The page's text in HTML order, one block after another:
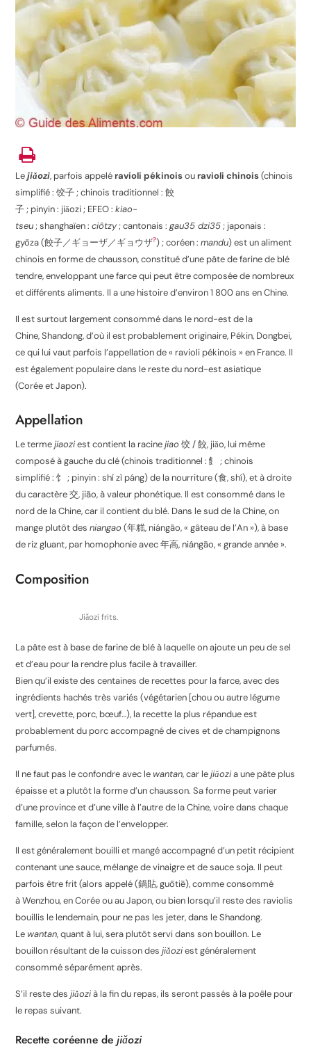
Lejiǎozi, parfois appeléravioli pékinoisouravioli chinois(chinois
simplifié :饺子; chinois traditionnel :餃
子; pinyin : jiǎozi; EFEO :kiao-
tseu; shanghaïen :ciôtzy; cantonais :gau35 dzi35; japonais :
gyōza (餃子／ギョーザ／ギョウザ?) ; coréen :mandu) est un aliment
chinois en forme de chausson, constitué d’une pâte de farine de blé
tendre, enveloppant une farce qui peut être composée de nombreux
et différents aliments. Il a une histoire d’environ 1 800 ans en Chine.
Il est surtout largement consommé dans le nord-est de la
Chine, Shandong, d’où il est probablement originaire, Pékin, Dongbei,
ce qui lui vaut parfois l’appellation de « ravioli pékinois » en France. Il
est également populaire dans le reste du nord-est asiatique
(Corée et Japon).
Appellation
Le termejiaoziest contient la racinejiao 饺/餃, jiǎo, lui même
composé à gauche du clé (chinois traditionnel :飠
; chinois
simplifié :饣 ; pinyin :shí zì páng) de la nourriture (食,shí), et à droite
du caractère交, jiāo, à valeur phonétique. Il est consommé dans le
nord de la Chine, car il contient du blé. Dans le sud de la Chine, on
mange plutôt desniangao (年糕, niángāo, « gâteau de l’An »), à base
de riz gluant, par homophonie avec年高, niángāo, « grande année ».
Composition
Jiǎozi frits.
La pâte est à base de farine de blé à laquelle on ajoute un peu de sel
et d’eau pour la rendre plus facile à travailler.
Bien qu’il existe des centaines de recettes pour la farce, avec des
ingrédients hachés très variés (végétarien [chou ou autre légume
vert], crevette, porc, bœuf…), la recette la plus répandue est
probablement du porc accompagné de cives et de champignons
parfumés.
Il ne faut pas le confondre avec le wantan, car lejiǎozia une pâte plus
épaisse et a plutôt la forme d’un chausson. Sa forme peut varier
d’une province et d’une ville à l’autre de la Chine, voire dans chaque
famille, selon la façon de l’envelopper.
Il est généralement bouilli et mangé accompagné d’un petit récipient
contenant une sauce, mélange de vinaigre et de sauce soja. Il peut
parfois être frit (alors appelé (鍋貼,guōtiē), comme consommé
à Wenzhou, en Corée ou au Japon, ou bien lorsqu’il reste des raviolis
bouillis le lendemain, pour ne pas les jeter, dans le Shandong.
Le wantan, quant à lui, sera plutôt servi dans son bouillon. Le
bouillon résultant de la cuisson desjiǎoziest généralement
consommé séparément après.
S’il reste desjiǎozià la fin du repas, ils seront passés à la poêle pour
le repas suivant.
Recette coréenne dejiǎozi